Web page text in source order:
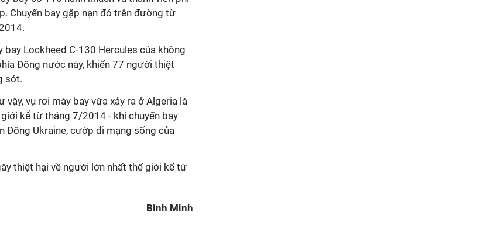
Chuyến bay gặp nạn đó trên đường từ
Lockheed C-130 Hercules của không
Đông nước này, khiến 77 người thiệt
sót.
vụ rơi máy bay vừa xảy ra ở Algeria là
kể từ tháng 7/2014 - khi chuyến bay
Đông Ukraine, cướp đi mạng sống của
thiệt hại về người lớn nhất thế giới kể từ
Bình Minh